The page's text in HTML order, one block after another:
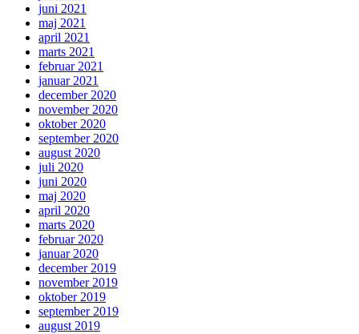
juni 2021
maj 2021
april 2021
marts 2021
februar 2021
januar 2021
december 2020
november 2020
oktober 2020
september 2020
august 2020
juli 2020
juni 2020
maj 2020
april 2020
marts 2020
februar 2020
januar 2020
december 2019
november 2019
oktober 2019
september 2019
august 2019